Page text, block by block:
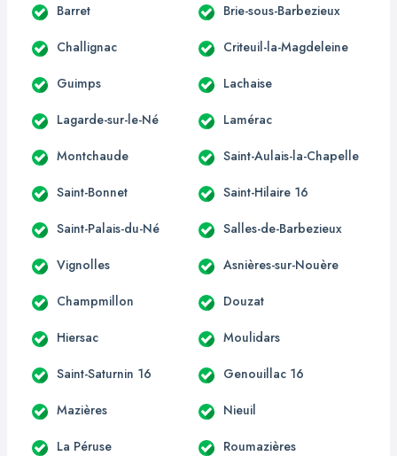
Barret Brie-sous-Barbezieux
Challignac Criteuil-la-Magdeleine
Guimps Lachaise
Lagarde-sur-le-Né Lamérac
Montchaude Saint-Aulais-la-Chapelle
Saint-Bonnet Saint-Hilaire 16
Saint-Palais-du-Né Salles-de-Barbezieux
Vignolles Asnières-sur-Nouère
Champmillon Douzat
Hiersac Moulidars
Saint-Saturnin 16 Genouillac 16
Mazières Nieuil
La Péruse Roumazières